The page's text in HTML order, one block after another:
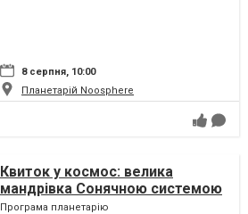
8 серпня, 10:00
Планетарій Noosphere
Квиток у космос: велика
мандрівка Сонячною системою
Програма планетарію